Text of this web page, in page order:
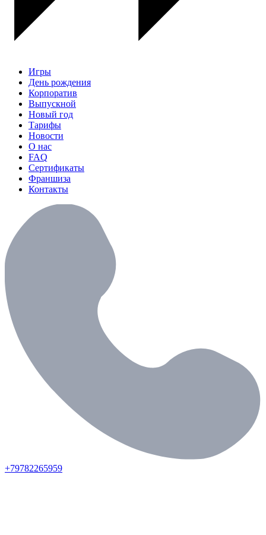
Игры
День рождения
Корпоратив
Выпускной
Новый год
Тарифы
Новости
О нас
FAQ
Сертификаты
Франшиза
Контакты
+79782265959